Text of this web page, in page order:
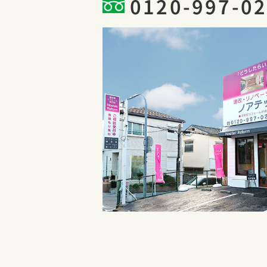
0120-997-